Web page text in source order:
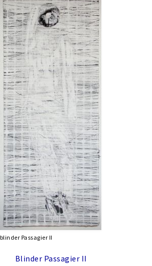
blinder Passagier II
Blinder Passagier II